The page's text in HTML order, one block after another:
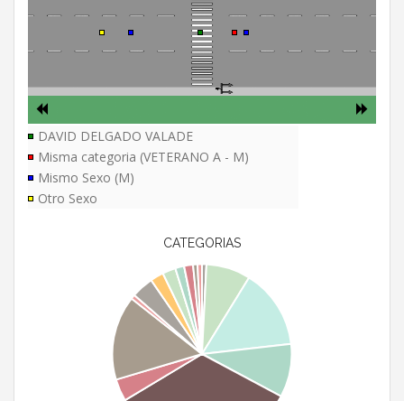
DAVID DELGADO VALADE
Misma categoria (VETERANO A - M)
Mismo Sexo (M)
Otro Sexo
CATEGORIAS